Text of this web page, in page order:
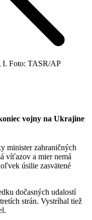
I. Foto: TASR/AP
vojny na Ukrajine
minister zahraničných
víťazov a mier nemá
úsilie zasvätené
dočasných udalostí
strán. Vystríhal tiež